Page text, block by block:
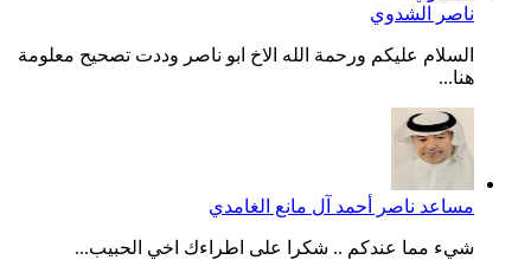
ناصر الشدوي
السلام عليكم ورحمة الله الاخ ابو ناصر وددت تصحيح معلومة
هنا...
مساعد ناصر أحمد آل مانع الغامدي
شيء مما عندكم .. شكرا على اطراءك اخي الحبيب...